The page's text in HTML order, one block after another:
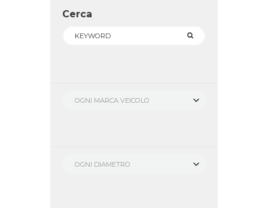
Cerca
OGNI MARCA VEICOLO
OGNI DIAMETRO